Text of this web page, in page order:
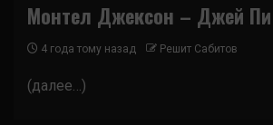
Монтел Джексон – Джей
4 года тому назад Решит Сабитов
(далее…)